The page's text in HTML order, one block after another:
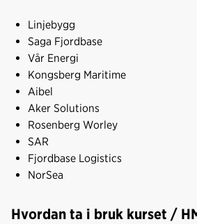
Linjebygg
Saga Fjordbase
Vår Energi
Kongsberg Maritime
Aibel
Aker Solutions
Rosenberg Worley
SAR
Fjordbase Logistics
NorSea
Hvordan ta i bruk kurset /